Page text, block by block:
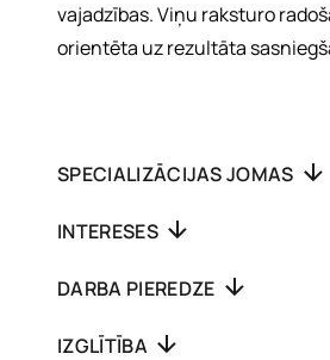
vajadzības. Viņu raksturo
orientēta uz rezultāta
SPECIALIZĀCIJAS JOMAS
INTERESES
DARBA PIEREDZE
IZGLĪTĪBA